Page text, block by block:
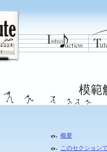
模範
概要
このセクション